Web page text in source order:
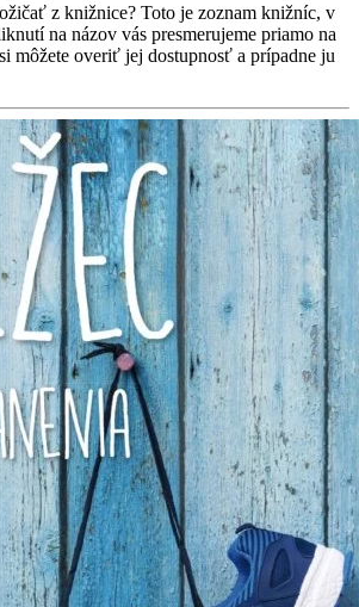
z knižnice? Toto je zoznam knižníc, v
na názov vás presmerujeme priamo na
môžete overiť jej dostupnosť a prípadne ju